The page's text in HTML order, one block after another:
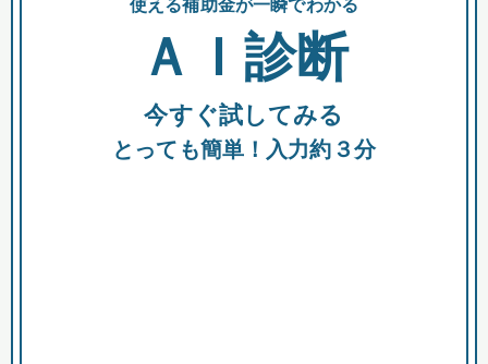
全国の検索結果を含めて表示
助成金 融資 出資
使える補助金が一瞬でわかる
ＡＩ診断
今すぐ試してみる
とっても簡単！入力約３分